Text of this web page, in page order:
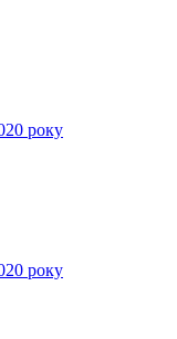
року
року